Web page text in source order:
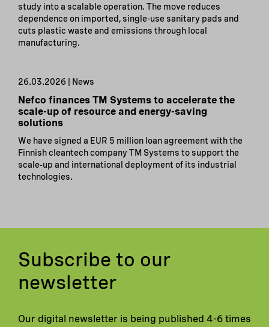
study into a scalable operation. The move reduces
dependence on imported, single-use sanitary pads and
cuts plastic waste and emissions through local
manufacturing.
26.03.2026 | News
Nefco finances TM Systems to accelerate the
scale-up of resource and energy-saving
solutions
We have signed a EUR 5 million loan agreement with the
Finnish cleantech company TM Systems to support the
scale‑up and international deployment of its industrial
technologies.
Subscribe to our
newsletter
Our digital newsletter is being published 4-6 times